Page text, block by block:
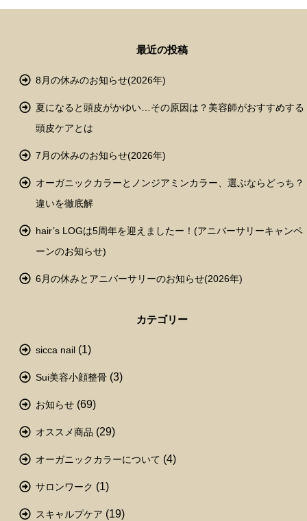
最近の投稿
8月の休みのお知らせ(2026年)
夏になると頭皮がかゆい…その原因は？美容師がおすすめする
頭皮ケアとは
7月の休みのお知らせ(2026年)
オーガニックカラーとノンジアミンカラー、選ぶならどっち？
違いを徹底解
hair’s LOGは5周年を迎えましたー！(アニバーサリーキャンペ
ーンのお知らせ)
6月の休みとアニバーサリーのお知らせ(2026年)
カテゴリー
sicca nail (1)
Sui美容小顔整骨 (3)
お知らせ (69)
オススメ商品 (29)
オーガニックカラーについて (4)
サロンワーク (1)
スキャルプケア (19)